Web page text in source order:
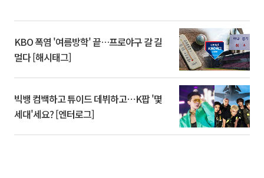
KBO 폭염 '여름방학' 끝…프로야구 갈 길
멀다 [해시태그]
빅뱅 컴백하고 튜이드 데뷔하고⋯K팝 '몇
세대'세요? [엔터로그]